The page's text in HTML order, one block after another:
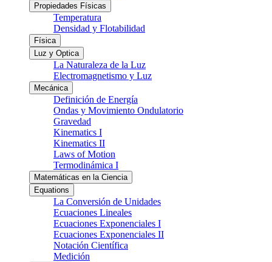
Propiedades Físicas
Temperatura
Densidad y Flotabilidad
Física
Luz y Optica
La Naturaleza de la Luz
Electromagnetismo y Luz
Mecánica
Definición de Energía
Ondas y Movimiento Ondulatorio
Gravedad
Kinematics I
Kinematics II
Laws of Motion
Termodinámica I
Matemáticas en la Ciencia
Equations
La Conversión de Unidades
Ecuaciones Lineales
Ecuaciones Exponenciales I
Ecuaciones Exponenciales II
Notación Científica
Medición